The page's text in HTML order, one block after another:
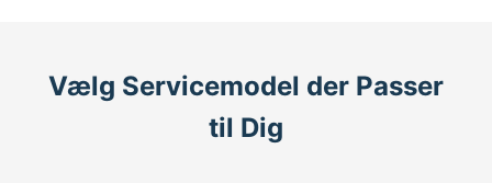
Vælg Servicemodel der Passer
til Dig